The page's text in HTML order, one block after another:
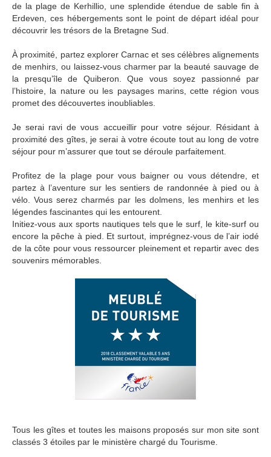
de la plage de Kerhillio, une splendide étendue de sable fin à
Erdeven, ces hébergements sont le point de départ idéal pour
découvrir les trésors de la Bretagne Sud.
À proximité, partez explorer Carnac et ses célèbres alignements
de menhirs, ou laissez-vous charmer par la beauté sauvage de
la presqu’île de Quiberon. Que vous soyez passionné par
l’histoire, la nature ou les paysages marins, cette région vous
promet des découvertes inoubliables.
Je serai ravi de vous accueillir pour votre séjour. Résidant à
proximité des gîtes, je serai à votre écoute tout au long de votre
séjour pour m’assurer que tout se déroule parfaitement.
Profitez de la plage pour vous baigner ou vous détendre, et
partez à l’aventure sur les sentiers de randonnée à pied ou à
vélo. Vous serez charmés par les dolmens, les menhirs et les
légendes fascinantes qui les entourent.
Initiez-vous aux sports nautiques tels que le surf, le kite-surf ou
encore la pêche à pied. Et surtout, imprégnez-vous de l’air iodé
de la côte pour vous ressourcer pleinement et repartir avec des
souvenirs mémorables.
Tous les gîtes et toutes les maisons proposés sur mon site sont
classés 3 étoiles par le ministère chargé du Tourisme.